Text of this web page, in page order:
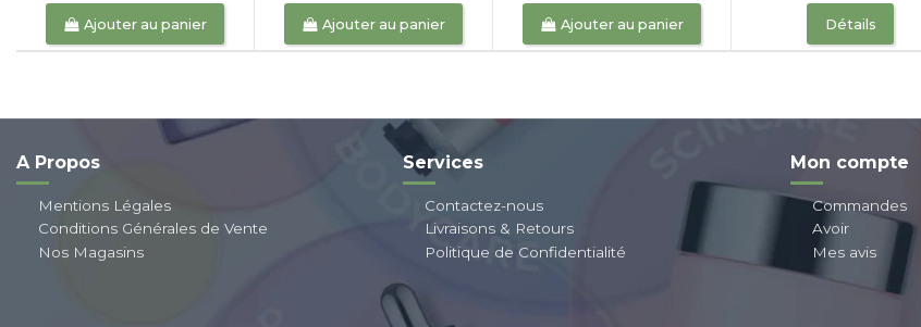
Ajouter au panier Ajouter au panier Ajouter au panier Détails
A Propos
Mentions Légales
Conditions Générales de Vente
Nos Magasins
Services
Contactez-nous
Livraisons & Retours
Politique de Confidentialité
Mon compte
Commandes
Avoir
Mes avis